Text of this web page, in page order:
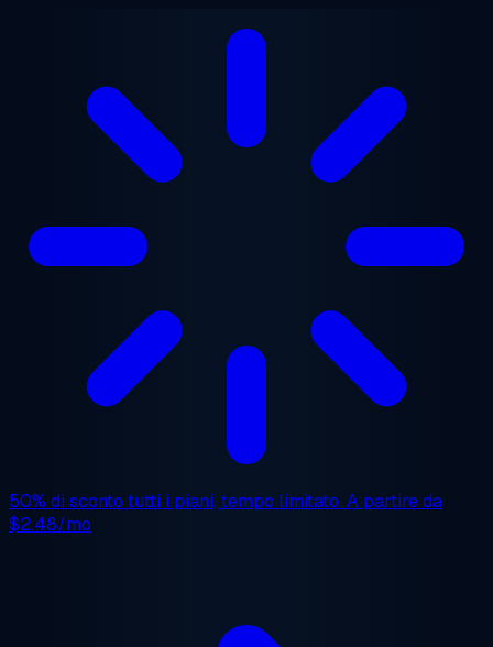
50% di sconto tutti i piani, tempo limitato. A partire da
$2.48/mo